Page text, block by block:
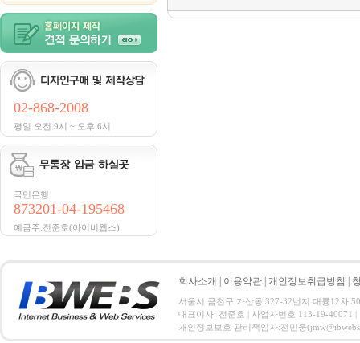
02-868-2008
평일 오전 9시 ~ 오후 6시
국민은행
873201-04-195468
예금주:전준호(아이비웹스)
회사소개 이용약관 개인정보취급방침
서울시 금천구 가산동 327-32번지 대륭12차
대표이사: 전준호 | 사업자번호 113-19-40071 |
개인정보보호 관리책임자:전민웅